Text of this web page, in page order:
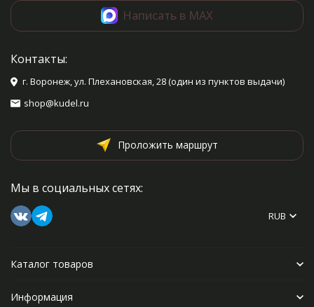
Написать в MAX
Контакты:
г. Воронеж, ул. Плехановская, 28 (один из пунктов выдачи)
shop@kudel.ru
Проложить маршрут
Мы в социальных сетях:
RUB
Каталог товаров
Информация